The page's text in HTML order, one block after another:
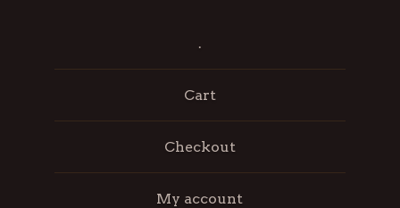
.
Cart
Checkout
My account